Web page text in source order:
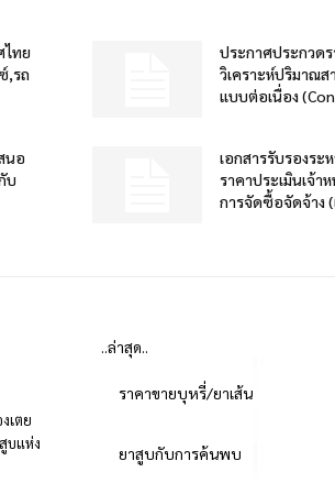
ไทย
,รถ
ประกาศประกวด
วิเคราะห์ปริมาณส
แบบต่อเนื่อง
นอ
บ
เอกสารรับรองระ
ราคาประเมินเจ้า
การจัดซื้อจัดจ้าง (
เตย
บแห่ง
..ล่าสุด..
ราคาขายบุหรี่/ยาเส้น
ยาสูบกับการค้นพบ